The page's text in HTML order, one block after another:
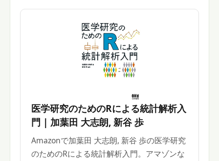
医学研究のためのRによる統計解析入
門 | 加葉田 大志朗, 新谷 歩
Amazonで加葉田 大志朗, 新谷 歩の医学研究
のためのRによる統計解析入門。アマゾンな